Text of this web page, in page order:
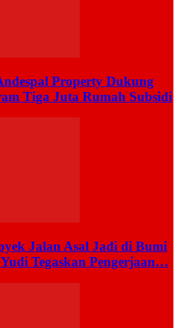
Property Dukung
Tiga Juta Rumah Subsidi
Jalan Asal Jadi di Bumi
Tegaskan Pengerjaan…